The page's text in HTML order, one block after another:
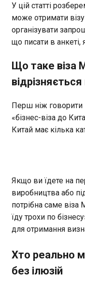
У цій статті
може отримати
організувати
що писати в анкеті,
Що таке віза
відрізняється
Перш ніж говорити
«бізнес-віза до
Китай має кілька
Якщо ви їдете на
виробництва або
потрібна саме
їду трохи по
для отримання
Хто реально
без ілюзій